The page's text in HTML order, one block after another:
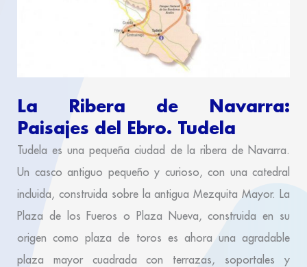
La Ribera de Navarra:
Paisajes del Ebro. Tudela
Tudela es una pequeña ciudad de la ribera de Navarra.
Un casco antiguo pequeño y curioso, con una catedral
incluida, construida sobre la antigua Mezquita Mayor. La
Plaza de los Fueros o Plaza Nueva, construida en su
origen como plaza de toros es ahora una agradable
plaza mayor cuadrada con terrazas, soportales y